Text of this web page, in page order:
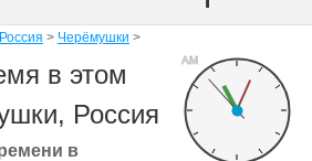
Россия > Черёмушки >
AM
в этом
Россия
в